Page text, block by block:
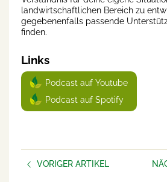
landwirtschaftlichen Bereich zu
gegebenenfalls passende
finden.
Links
Podcast auf Youtube
Podcast auf Spotify
VORIGER ARTIKEL